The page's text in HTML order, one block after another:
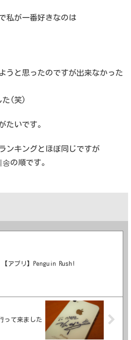
私が一番好きなのは
うと思ったのですが出来なかった
た(笑)
たいです。
ンキングとほぼ同じですが
の順です。
【アプリ】Penguin Rush!
って来ました